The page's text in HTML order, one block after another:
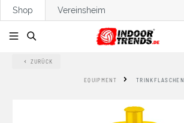
springen
Shop Vereinsheim
ZURÜCK
EQUIPMENT TRINKFLASCHEN